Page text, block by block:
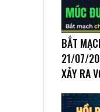
BẮT
21/07/
XẢY RA